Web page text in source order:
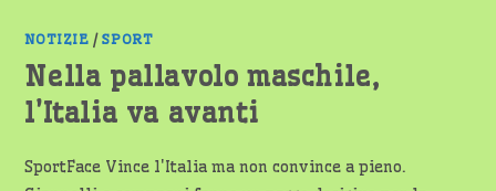
NOTIZIE /SPORT
Nella pallavolo maschile,
l’Italia va avanti
SportFace Vince l'Italia ma non convince a pieno.